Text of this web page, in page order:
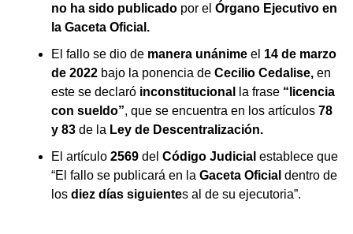
no ha sido publicado por el Órgano Ejecutivo en
la Gaceta Oficial.
El fallo se dio de manera unánime el 14 de marzo
de 2022 bajo la ponencia de Cecilio Cedalise, en
este se declaró inconstitucional la frase “licencia
con sueldo”, que se encuentra en los artículos 78
y 83 de la Ley de Descentralización.
El artículo 2569 del Código Judicial establece que
“El fallo se publicará en la Gaceta Oficial dentro de
los diez días siguientes al de su ejecutoria”.